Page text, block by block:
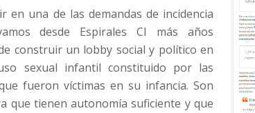
en una de las demandas de incidencia
desde Espirales CI más años
construir un lobby social y político en
sexual infantil constituido por las
fueron víctimas en su infancia. Son
que tienen autonomía suficiente y que